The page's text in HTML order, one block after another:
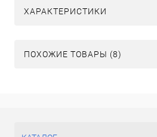
ХАРАКТЕРИСТИКИ
ПОХОЖИЕ ТОВАРЫ (8)